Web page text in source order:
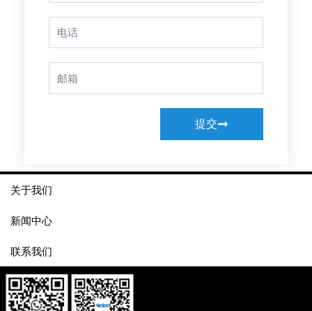
Phone
Email
提交
关于我们
新闻中心
联系我们